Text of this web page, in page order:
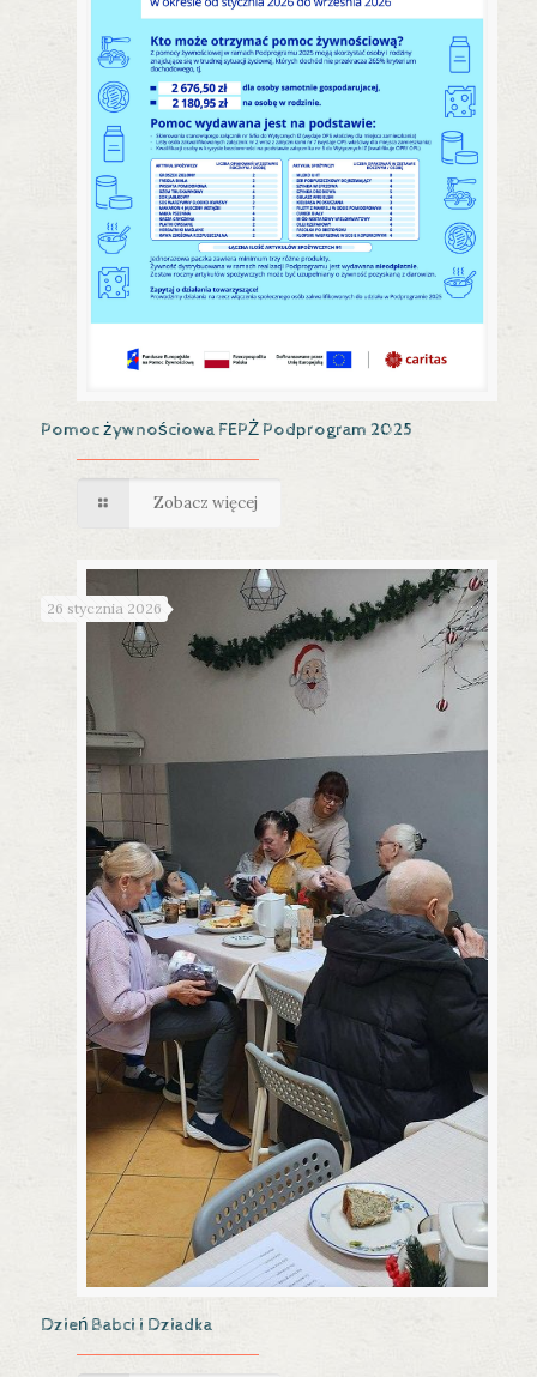
Pomoc żywnościowa FEPŻ Podprogram 2025
Zobacz więcej
26 stycznia 2026
Dzień Babci i Dziadka